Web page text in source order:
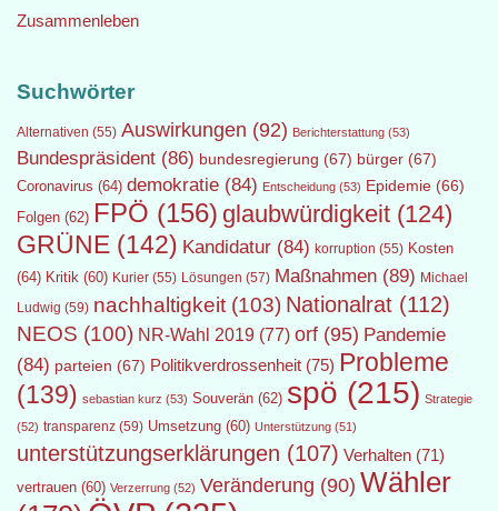
Zusammenleben
Suchwörter
Alternativen (55) Auswirkungen (92) Berichterstattung (53)
Bundespräsident (86) bundesregierung (67) bürger (67)
Coronavirus (64) demokratie (84) Entscheidung (53) Epidemie (66)
Folgen (62) FPÖ (156) glaubwürdigkeit (124)
GRÜNE (142) Kandidatur (84) korruption (55) Kosten
(64) Kritik (60) Kurier (55) Lösungen (57) Maßnahmen (89) Michael
Ludwig (59) nachhaltigkeit(103) Nationalrat (112)
NEOS (100) NR-Wahl 2019 (77) orf (95) Pandemie
(84) parteien (67) Politikverdrossenheit (75) Probleme
(139) sebastian kurz (53) Souverän (62) spö (215) Strategie
(52) transparenz (59) Umsetzung (60) Unterstützung (51)
unterstützungserklärungen (107) Verhalten (71)
vertrauen (60) Verzerrung (52) Veränderung (90) Wähler